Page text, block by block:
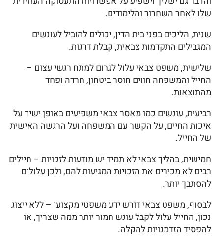
שלו לאחר השחרור והלימודים.
שנית, הליכים בפני בית הדין, יכולים להוביל לעונשים
המגבילים התקדמות צבאית, קבלת דרגות.
שלישית, משפט צבאי עלול לגרום למתח רגשי עצום –
החייל והמשפחה חווים חוסר ביטחון, חרדה ופחד
מהתוצאות.
רביעית, עונשים כמו מאסר צבאי משפיעים באופן ישיר על
איכות החיים, על הקשר עם המשפחה ועל הרגשה האישית
של החייל.
חמישית, בהליך צבאי לא תמיד יש מודעות לזכויות – חיילים
רבים לא מכירים את הזכויות המגיעות להם, ולכן עלולים
להסתבך יותר.
לבסוף, משפט צבאי דורש ידע משפטי מקצועי – ללא ייצוג
נכון, החייל עלול לקבל עונש חמור יותר ממה שצריך, או
להפסיד הזדמנויות להקלה.